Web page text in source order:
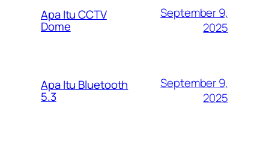
Apa Itu CCTV
Dome
September 9,
2025
Apa Itu Bluetooth
5.3
September 9,
2025